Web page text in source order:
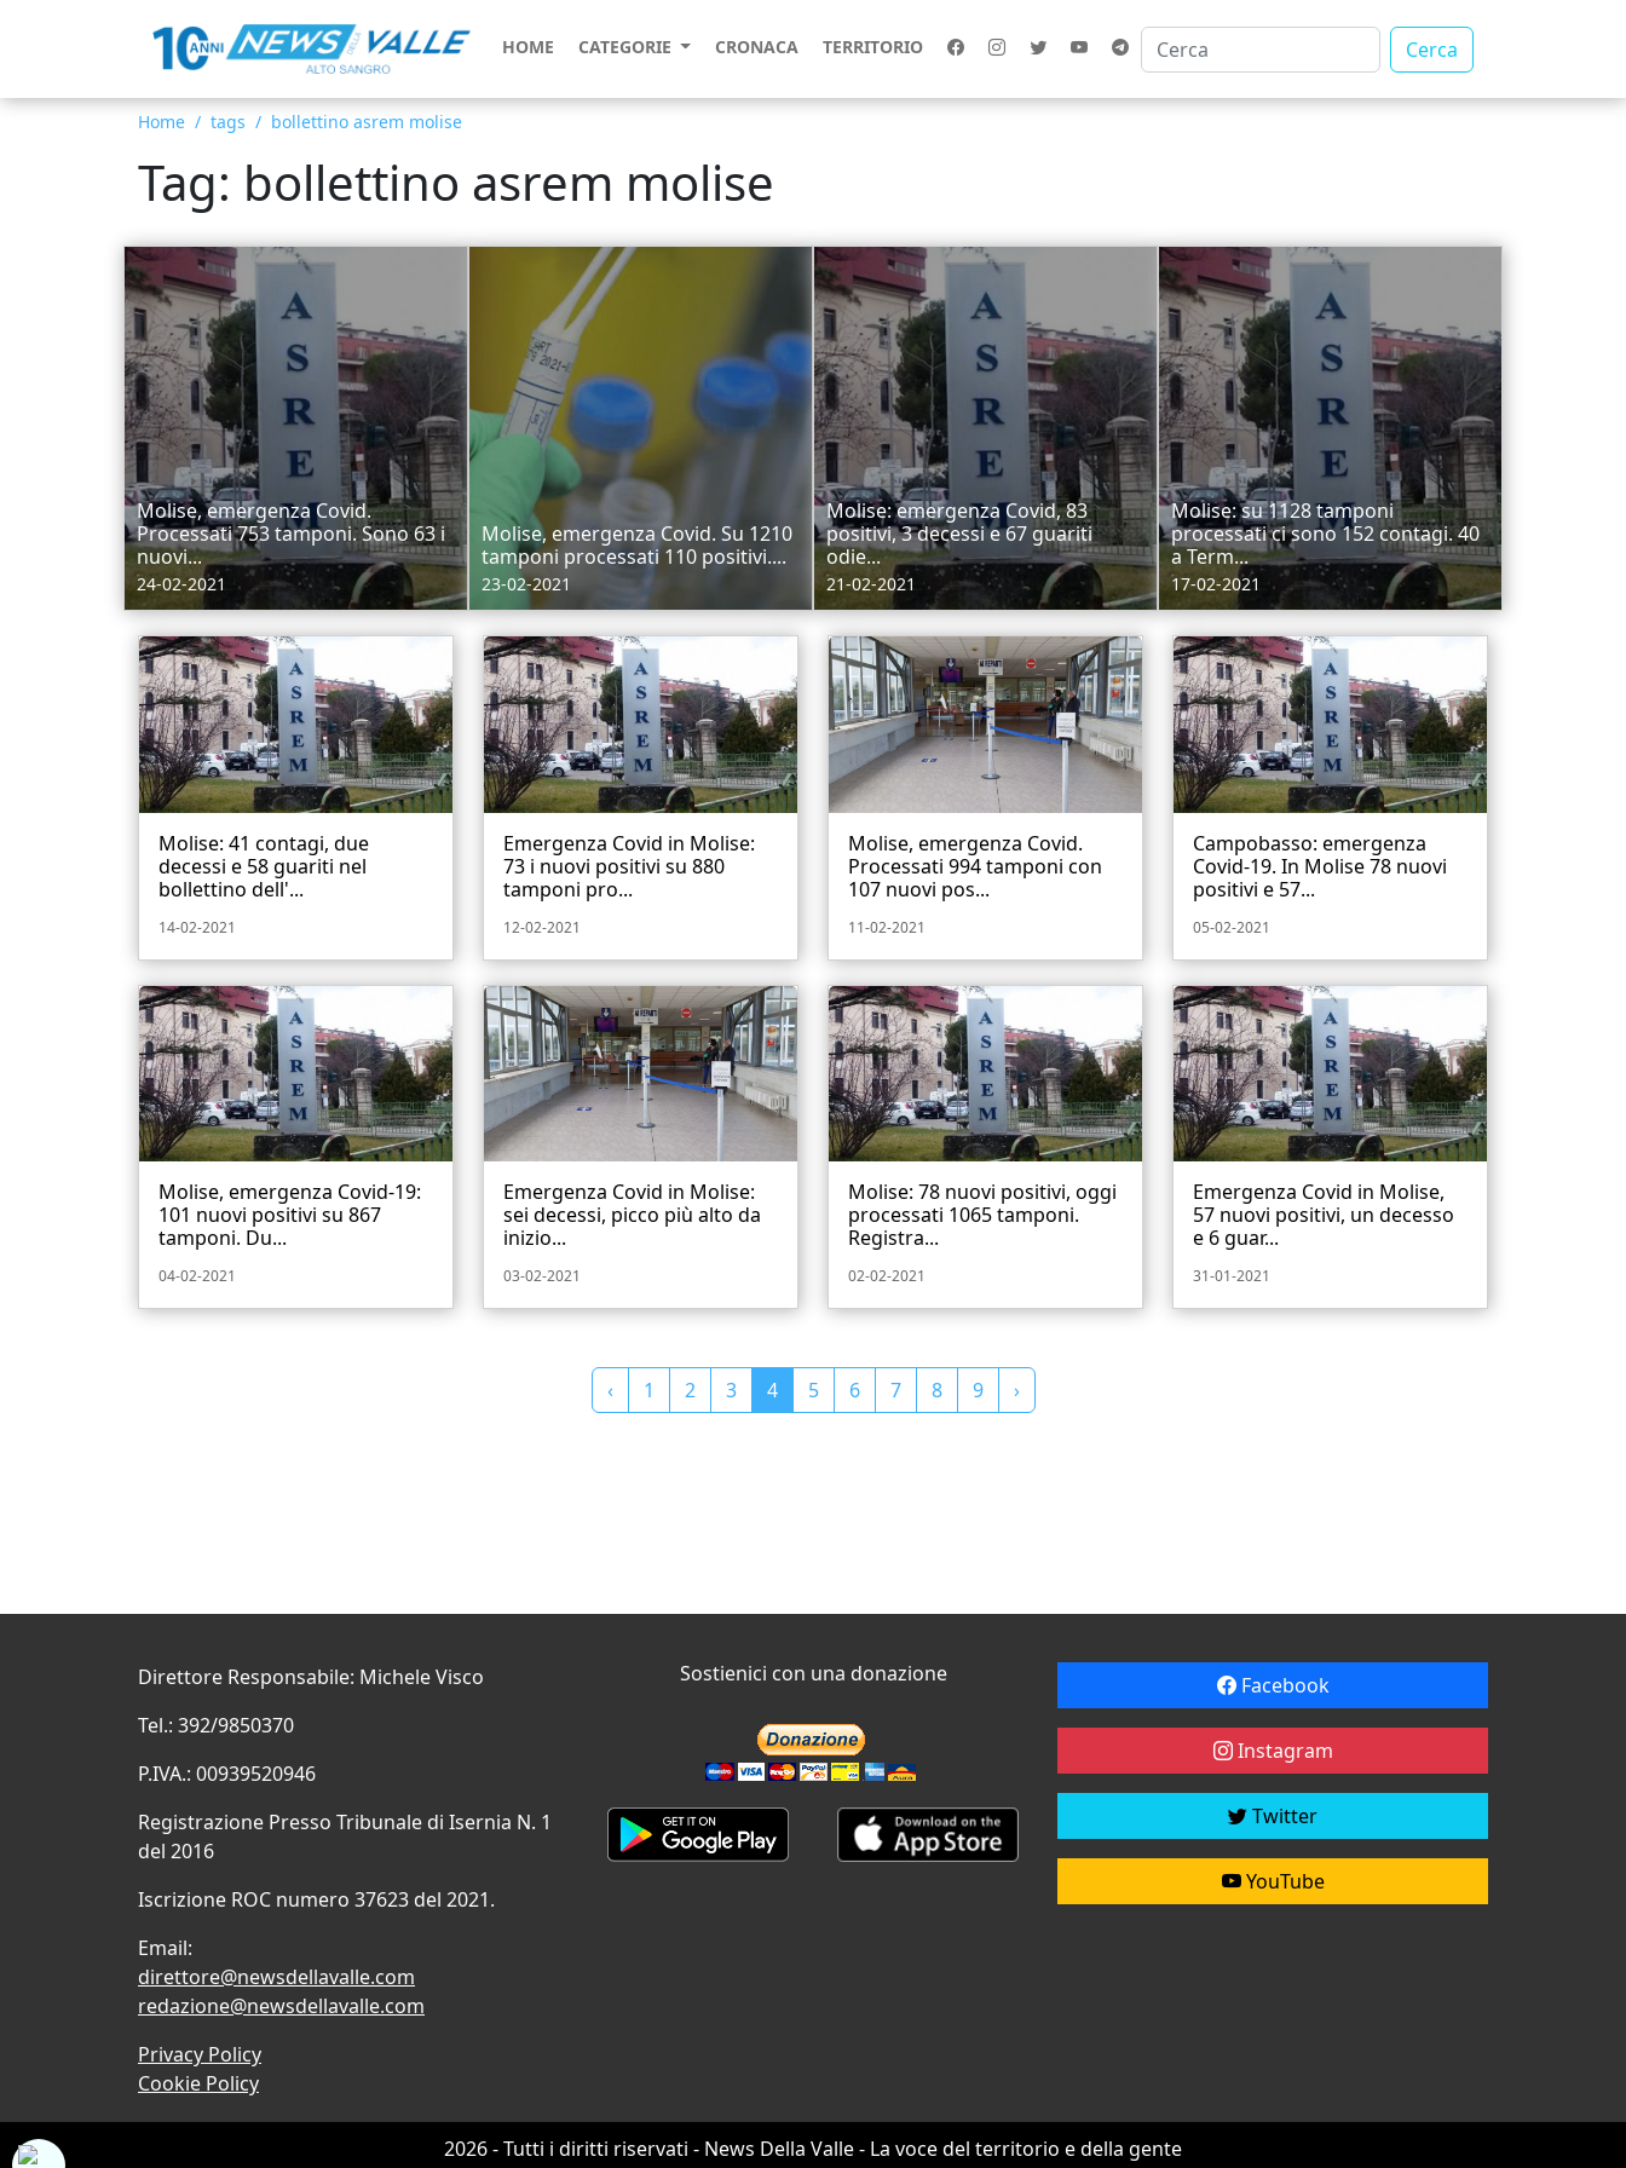
HOME CATEGORIE CRONACA TERRITORIO Cerca
Home tags bollettino asrem molise
Tag: bollettino asrem molise
Molise, emergenza Covid.
Processati 753 tamponi. Sono 63 i
nuovi...
24-02-2021
Molise, emergenza Covid. Su 1210
tamponi processati 110 positivi....
23-02-2021
Molise: emergenza Covid, 83
positivi, 3 decessi e 67 guariti
odie...
21-02-2021
Molise: su 1128 tamponi
processati ci sono 152 contagi. 40
a Term...
17-02-2021
Molise: 41 contagi, due
decessi e 58 guariti nel
bollettino dell'...
14-02-2021
Emergenza Covid in Molise:
73 i nuovi positivi su 880
tamponi pro...
12-02-2021
Molise, emergenza Covid.
Processati 994 tamponi con
107 nuovi pos...
11-02-2021
Campobasso: emergenza
Covid-19. In Molise 78 nuovi
positivi e 57...
05-02-2021
Molise, emergenza Covid-19:
101 nuovi positivi su 867
tamponi. Du...
04-02-2021
Emergenza Covid in Molise:
sei decessi, picco più alto da
inizio...
03-02-2021
Molise: 78 nuovi positivi, oggi
processati 1065 tamponi.
Registra...
02-02-2021
Emergenza Covid in Molise,
57 nuovi positivi, un decesso
e 6 guar...
31-01-2021
‹ 1 2 3 4 5 6 7 8 9 ›
Direttore Responsabile: Michele Visco
Tel.: 392/9850370
P.IVA.: 00939520946
Registrazione Presso Tribunale di Isernia N. 1
del 2016
Iscrizione ROC numero 37623 del 2021.
Email:
direttore@newsdellavalle.com
redazione@newsdellavalle.com
Privacy Policy
Cookie Policy
Sostienici con una donazione Facebook
Instagram
Twitter
YouTube
2026 - Tutti i diritti riservati - News Della Valle - La voce del territorio e della gente